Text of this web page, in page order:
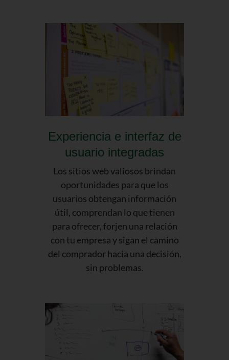
Experiencia e interfaz de
usuario integradas
Los sitios web valiosos brindan
oportunidades para que los
usuarios obtengan información
útil, comprendan lo que tienen
para ofrecer, forjen una relación
con tu empresa y sigan el camino
del comprador hacia una decisión,
sin problemas.